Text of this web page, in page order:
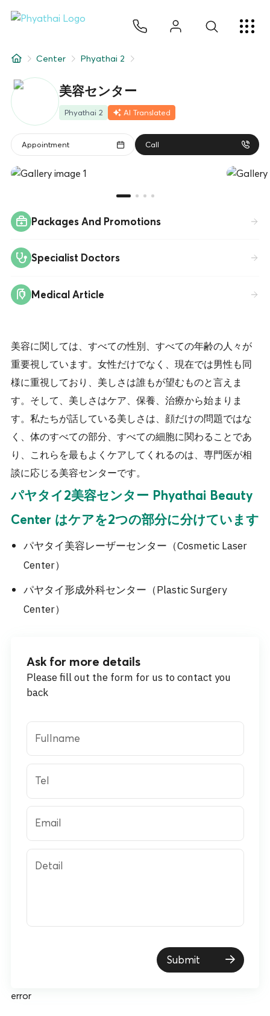
について
Hospital Locations
Center Phyathai 2
美容センター
Phyathai 2 AI Translated
Appointment Call
Packages And Promotions
Specialist Doctors
Medical Article
美容に関しては、すべての性別、すべての年齢の人々が
重要視しています。女性だけでなく、現在では男性も同
様に重視しており、美しさは誰もが望むものと言えま
す。そして、美しさはケア、保養、治療から始まりま
す。私たちが話している美しさは、顔だけの問題ではな
く、体のすべての部分、すべての細胞に関わることであ
り、これらを最もよくケアしてくれるのは、専門医が相
談に応じる美容センターです。
パヤタイ2美容センター Phyathai Beauty
Center はケアを2つの部分に分けています
パヤタイ美容レーザーセンター（Cosmetic Laser
Center）
パヤタイ形成外科センター（Plastic Surgery
Center）
Ask for more details
Please fill out the form for us to contact you
back
Fullname
Tel
Email
Detail
Submit
error